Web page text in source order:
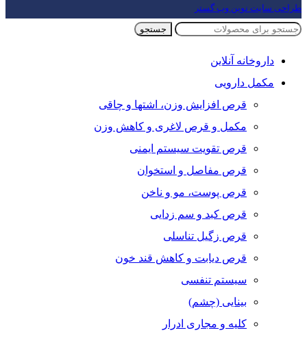
طراحی سایت نوین وب گستر
جستجو
داروخانه آنلاین
مکمل دارویی
قرص افزایش وزن، اشتها و چاقی
مکمل و قرص لاغری و کاهش وزن
قرص تقویت سیستم ایمنی
قرص مفاصل و استخوان
قرص پوست، مو و ناخن
قرص کبد و سم زدایی
قرص زگیل تناسلی
قرص دیابت و کاهش قند خون
سیستم تنفسی
بینایی (چشم)
کلیه و مجاری ادرار